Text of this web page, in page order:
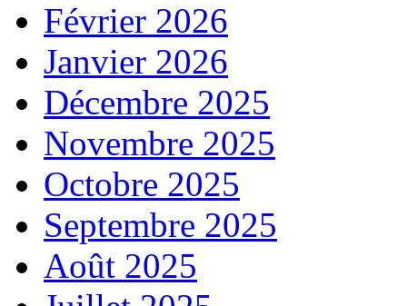
Février 2026
Janvier 2026
Décembre 2025
Novembre 2025
Octobre 2025
Septembre 2025
Août 2025